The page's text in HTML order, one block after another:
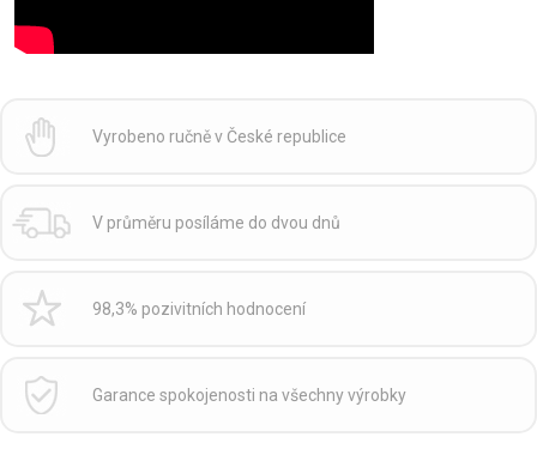
Vyrobeno ručně v České republice
V průměru posíláme do dvou dnů
98,3% pozivitních hodnocení
Garance spokojenosti na všechny výrobky